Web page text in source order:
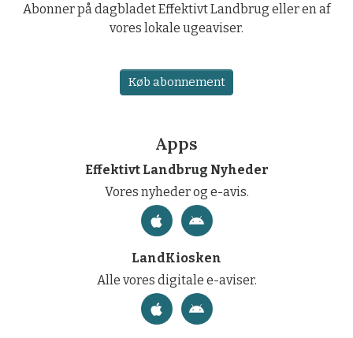
Abonner på dagbladet Effektivt Landbrug eller en af
vores lokale ugeaviser.
Køb abonnement
Apps
Effektivt Landbrug Nyheder
Vores nyheder og e-avis.
LandKiosken
Alle vores digitale e-aviser.